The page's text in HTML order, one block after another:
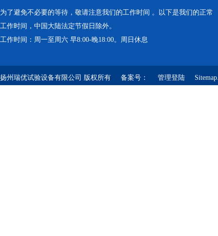
为了避免不必要的等待，敬请注意我们的工作时间 。以下是我们的正常
工作时间，中国大陆法定节假日除外。
工作时间：周一至周六 早8:00-晚18:00。周日休息
扬州瑞优试验设备有限公司 版权所有 备案号： 管理登陆